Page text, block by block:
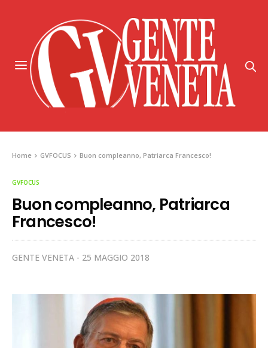
Home GVFOCUS Buon compleanno, Patriarca Francesco!
GVFOCUS
Buon compleanno, Patriarca
Francesco!
GENTE VENETA 25 MAGGIO 2018